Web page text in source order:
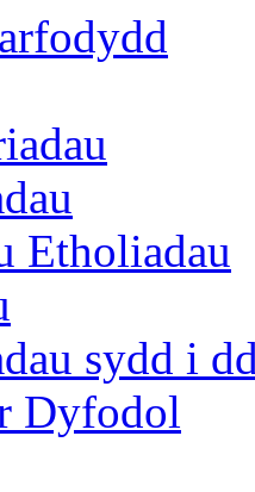
Etholiadau
sydd i
Dyfodol